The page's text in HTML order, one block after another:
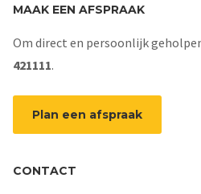
MAAK EEN AFSPRAAK
Om direct en persoonlijk
421111.
Plan een afspraak
CONTACT